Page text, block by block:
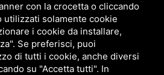
con la crocetta o cliccando
utilizzati solamente cookie
i cookie da installare,
Se preferisci, puoi
di tutti i cookie, anche diversi
su "Accetta tutti". In